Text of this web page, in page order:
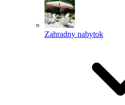
Zahradny nabytok